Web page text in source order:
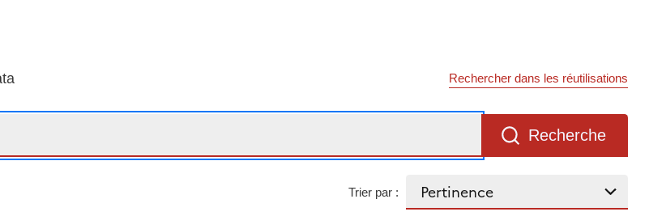
Rechercher dans les réutilisations
Recherche
Trier par :